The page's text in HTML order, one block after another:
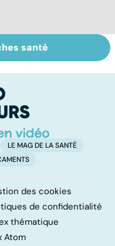
ses
pour
plat
santé
LE MAG DE LA SANTÉ
des cookies
de confidentialité
thématique
Atom